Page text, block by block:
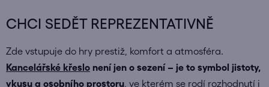
CHCI SEDĚT REPREZENTATIVNĚ
Zde vstupuje do hry prestiž, komfort a atmosféra.
Kancelářské křeslo není jen o sezení – je to symbol jistoty,
vkusu a osobního prostoru , ve kterém se rodí rozhodnutí i